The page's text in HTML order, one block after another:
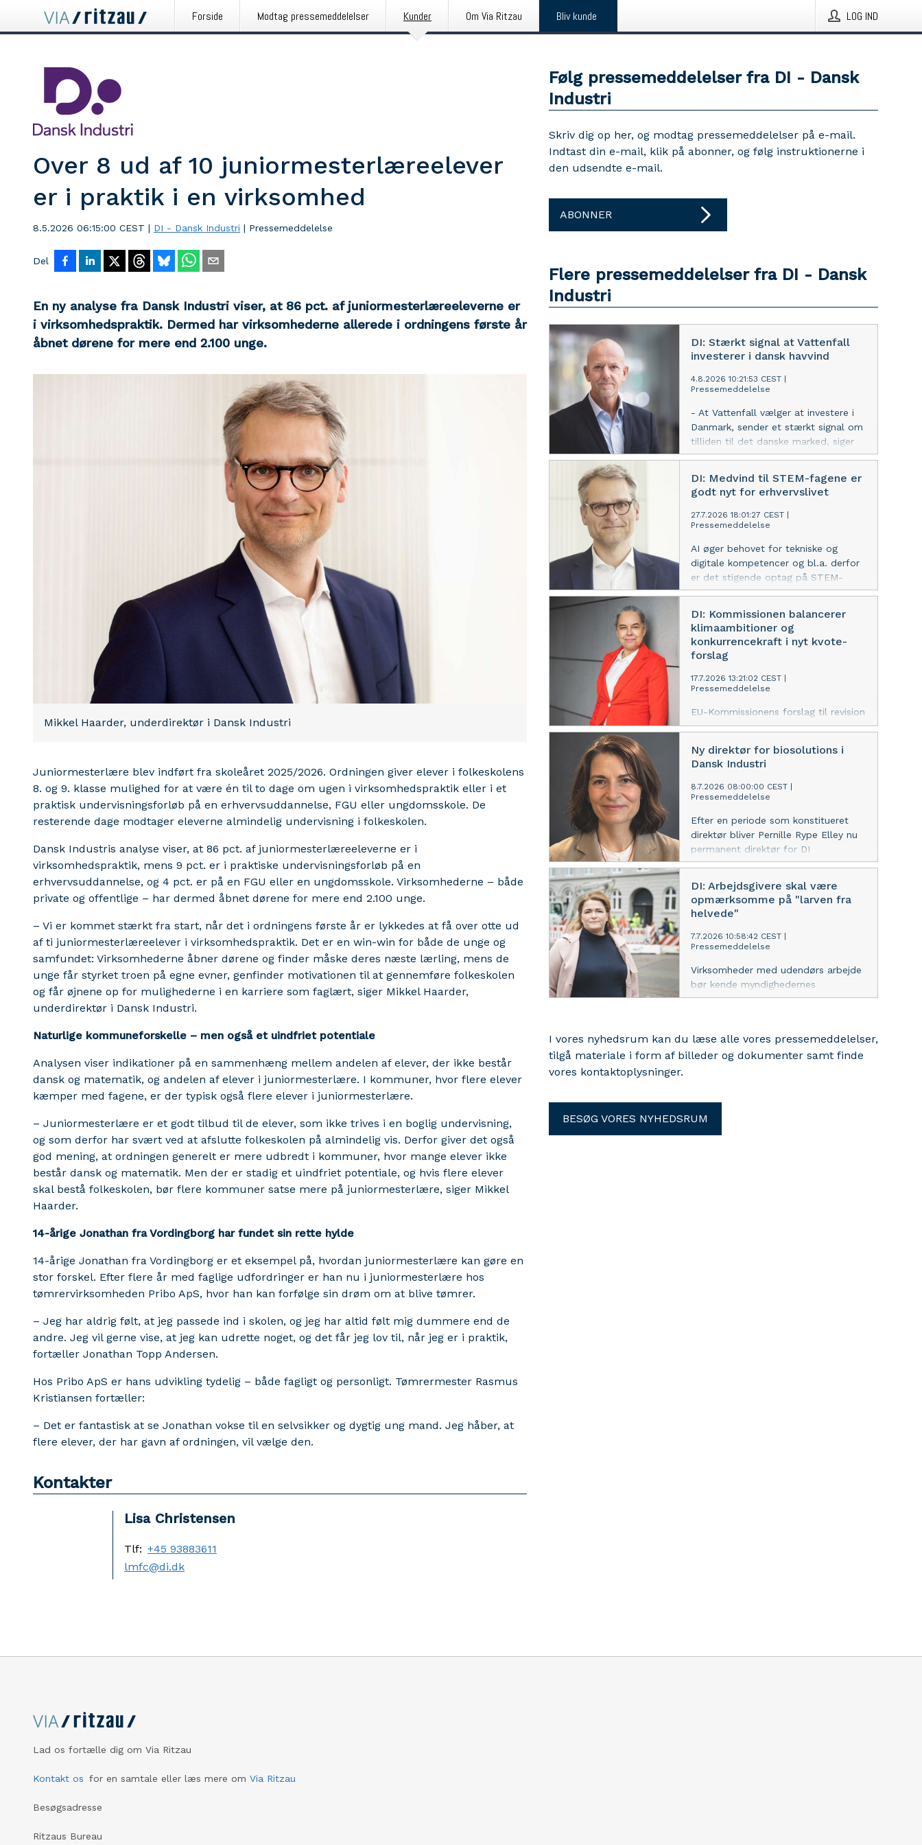
Forside Modtag pressemeddelelser Kunder Om Via Ritzau Bliv kunde LOG IND
Over 8 ud af 10 juniormesterlæreelever
er i praktik i en virksomhed
8.5.2026 06:15:00 CEST | DI - Dansk Industri | Pressemeddelelse
Del
En ny analyse fra Dansk Industri viser, at 86 pct. af juniormesterlæreeleverne er
i virksomhedspraktik. Dermed har virksomhederne allerede i ordningens første år
åbnet dørene for mere end 2.100 unge.
Mikkel Haarder, underdirektør i Dansk Industri
Juniormesterlære blev indført fra skoleåret 2025/2026. Ordningen giver elever i folkeskolens
8. og 9. klasse mulighed for at være én til to dage om ugen i virksomhedspraktik eller i et
praktisk undervisningsforløb på en erhvervsuddannelse, FGU eller ungdomsskole. De
resterende dage modtager eleverne almindelig undervisning i folkeskolen.
Dansk Industris analyse viser, at 86 pct. af juniormesterlæreeleverne er i
virksomhedspraktik, mens 9 pct. er i praktiske undervisningsforløb på en
erhvervsuddannelse, og 4 pct. er på en FGU eller en ungdomsskole. Virksomhederne – både
private og offentlige – har dermed åbnet dørene for mere end 2.100 unge.
– Vi er kommet stærkt fra start, når det i ordningens første år er lykkedes at få over otte ud
af ti juniormesterlæreelever i virksomhedspraktik. Det er en win-win for både de unge og
samfundet: Virksomhederne åbner dørene og finder måske deres næste lærling, mens de
unge får styrket troen på egne evner, genfinder motivationen til at gennemføre folkeskolen
og får øjnene op for mulighederne i en karriere som faglært, siger Mikkel Haarder,
underdirektør i Dansk Industri.
Naturlige kommuneforskelle – men også et uindfriet potentiale
Analysen viser indikationer på en sammenhæng mellem andelen af elever, der ikke består
dansk og matematik, og andelen af elever i juniormesterlære. I kommuner, hvor flere elever
kæmper med fagene, er der typisk også flere elever i juniormesterlære.
– Juniormesterlære er et godt tilbud til de elever, som ikke trives i en boglig undervisning,
og som derfor har svært ved at afslutte folkeskolen på almindelig vis. Derfor giver det også
god mening, at ordningen generelt er mere udbredt i kommuner, hvor mange elever ikke
består dansk og matematik. Men der er stadig et uindfriet potentiale, og hvis flere elever
skal bestå folkeskolen, bør flere kommuner satse mere på juniormesterlære, siger Mikkel
Haarder.
14-årige Jonathan fra Vordingborg har fundet sin rette hylde
14-årige Jonathan fra Vordingborg er et eksempel på, hvordan juniormesterlære kan gøre en
stor forskel. Efter flere år med faglige udfordringer er han nu i juniormesterlære hos
tømrervirksomheden Pribo ApS, hvor han kan forfølge sin drøm om at blive tømrer.
– Jeg har aldrig følt, at jeg passede ind i skolen, og jeg har altid følt mig dummere end de
andre. Jeg vil gerne vise, at jeg kan udrette noget, og det får jeg lov til, når jeg er i praktik,
fortæller Jonathan Topp Andersen.
Hos Pribo ApS er hans udvikling tydelig – både fagligt og personligt. Tømrermester Rasmus
Kristiansen fortæller:
– Det er fantastisk at se Jonathan vokse til en selvsikker og dygtig ung mand. Jeg håber, at
flere elever, der har gavn af ordningen, vil vælge den.
Kontakter
Lisa Christensen
Tlf: +45 93883611
lmfc@di.dk
Følg pressemeddelelser fra DI - Dansk
Industri
Skriv dig op her, og modtag pressemeddelelser på e-mail.
Indtast din e-mail, klik på abonner, og følg instruktionerne i
den udsendte e-mail.
ABONNER
Flere pressemeddelelser fra DI - Dansk
Industri
DI: Stærkt signal at Vattenfall
investerer i dansk havvind
4.8.2026 10:21:53 CEST
Pressemeddelelse
- At Vattenfall vælger at investere i
Danmark, sender et stærkt signal om
tilliden til det danske marked, siger
Troels Ranis, vicedirektør i DI.
DI: Medvind til STEM-fagene er
godt nyt for erhvervslivet
27.7.2026 18:01:27 CEST
Pressemeddelelse
AI øger behovet for tekniske og
digitale kompetencer og bl.a. derfor
er det stigende optag på STEM-
uddannelserne uden
virksomhedernes innovation og
konkurrencekraft, mener DI’s
underdirektør.
DI: Kommissionen balancerer
klimaambitioner og
konkurrencekraft i nyt kvote-
forslag
17.7.2026 13:21:02 CEST
Pressemeddelelse
EU-Kommissionens forslag til revision
af EU's CO2-kvotesystem (ETS)
virksomheder, der de kommende år
skal investere milliarder i den grønne
omstilling og deres langsigtede
konkurrencekraft, lyder det fra DI.
Ny direktør for biosolutions i
Dansk Industri
8.7.2026 08:00:00 CEST
Pressemeddelelse
Efter en periode som konstitueret
direktør bliver Pernille Rype Elley nu
permanent direktør for DI
Biosolutions og European
DI: Arbejdsgivere skal være
opmærksomme på "larven fra
helvede"
7.7.2026 10:58:42 CEST
Pressemeddelelse
Virksomheder med udendørs arbejde
bør kende myndighedernes
anbefalinger til værn mod hud- og
lyder det fra arbejdsmiljøekspert i
Dansk Industri.
I vores nyhedsrum kan du læse alle vores pressemeddelelser,
tilgå materiale i form af billeder og dokumenter samt finde
vores kontaktoplysninger.
BESØG VORES NYHEDSRUM
Lad os fortælle dig om Via Ritzau
Kontakt os for en samtale eller læs mere om Via Ritzau
Besøgsadresse
Ritzaus Bureau